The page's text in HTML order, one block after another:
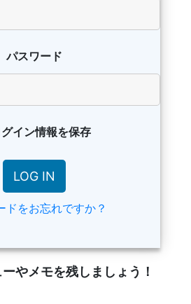
パスワード
グイン情報を保存
ドをお忘れですか？
やメモを残しましょう！